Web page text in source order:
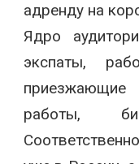
адренду на
Ядро
экспаты,
работы,